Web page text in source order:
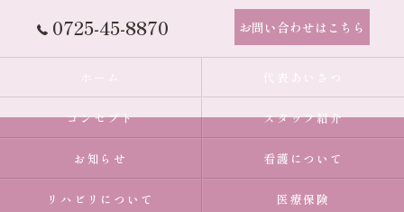
0725-45-8870 お問い合わせはこちら
ホーム 代表あいさつ
コンセプト スタッフ紹介
お知らせ 看護について
リハビリについて 医療保険